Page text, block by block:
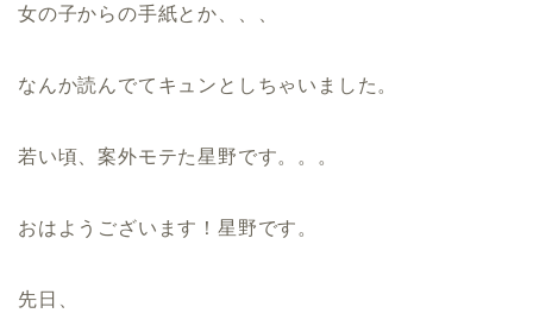
女の子からの手紙とか、、、
なんか読んでてキュンとしちゃいました。
若い頃、案外モテた星野です。。。
おはようございます！星野です。
先日、